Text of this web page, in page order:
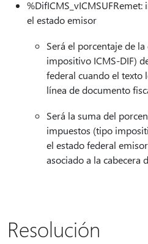
el estado emisor
Será el porcentaje de
impositivo ICMS-DIF)
federal cuando el texto
línea de documento
Será la suma del
impuestos (tipo
el estado federal
asociado a la cabecera
Resolución